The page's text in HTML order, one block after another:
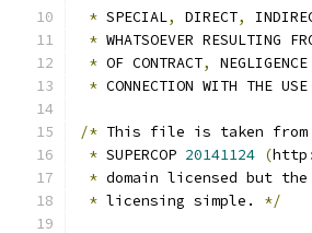
* SPECIAL, DIRECT,
* WHATSOEVER RESULTING
* OF CONTRACT,
* CONNECTION WITH THE
/* This file is taken from
* SUPERCOP 20141124 (http
* domain licensed but
* licensing simple. */